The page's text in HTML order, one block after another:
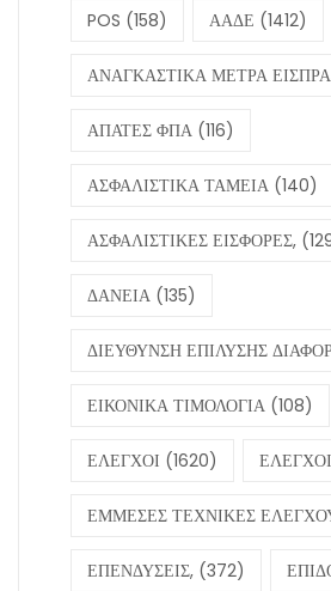
POS (158) ΑΑΔΕ (1412)
ΑΝΑΓΚΑΣΤΙΚΑ ΜΕΤΡΑ
ΑΠΑΤΕΣ ΦΠΑ (116)
ΑΣΦΑΛΙΣΤΙΚΑ ΤΑΜΕΙΑ (140)
ΑΣΦΑΛΙΣΤΙΚΕΣ ΕΙΣΦΟΡΕΣ,
ΔΑΝΕΙΑ (135)
ΔΙΕΥΘΥΝΣΗ ΕΠΙΛΥΣΗΣ
ΕΙΚΟΝΙΚΑ ΤΙΜΟΛΟΓΙΑ (108)
ΕΛΕΓΧΟΙ (1620)
ΕΜΜΕΣΕΣ ΤΕΧΝΙΚΕΣ
ΕΠΕΝΔΥΣΕΙΣ, (372)